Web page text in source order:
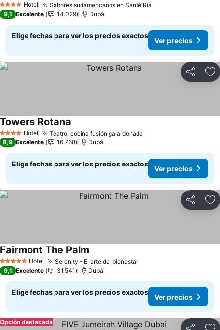
4 EstrellasHotel Sabores sudamericanos en Santè Ria
9,1 Excelente 14.029 Dubái
Elige fechas para ver los precios exactos
Ver precios
Compartir
4 EstrellasHotel Teatro, cocina fusión galardonada
Towers Rotana
8,9 Excelente 16.768 Dubái
Elige fechas para ver los precios exactos
Ver precios
Compartir
5 Estrellas Hotel Serenity - El arte del bienestar
Fairmont The Palm
9,1 Excelente 31.541 Dubái
Elige fechas para ver los precios exactos
Ver precios
Opción destacada